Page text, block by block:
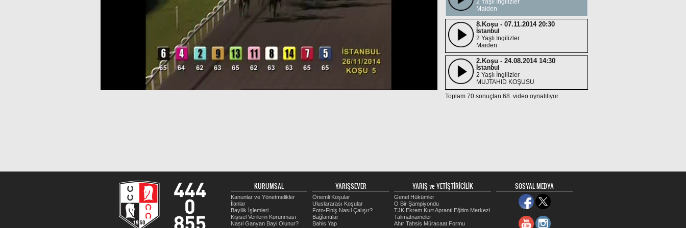
2 Yaşlı İngilizler
Maiden
8.Koşu - 07.11.2014 20:30
İstanbul
2 Yaşlı İngilizler
Maiden
2.Koşu - 24.08.2014 14:30
İstanbul
2 Yaşlı İngilizler
MUJTAHID KOŞUSU
Toplam 70 sonuçtan 68. video oynatılıyor.
KURUMSAL
Kanunlar ve Yönetmelikler
İlanlar
Bayilik İşlemleri
Kişisel Verilerin Korunması
Nasıl Ganyan Bayi Olunur?
YARIŞSEVER
Önemli Koşular
Uluslararası Koşular
Foto-Finiş Nasıl Çalışır?
Bağlantılar
Bahis Yap
YARIŞ ve YETİŞTİRİCİLİK
Genel Hükümler
O Bir Şampiyondu
TJK Ekrem Kurt Apranti Eğitim Merkezi
Talimatnameler
Ahır Tahsis Müracaat Formu
SOSYAL MEDYA